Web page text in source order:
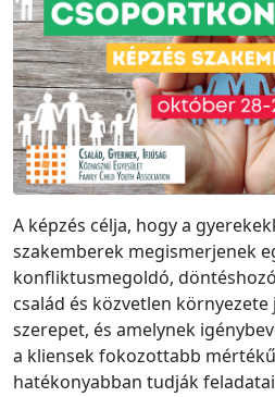
A képzés célja, hogy a
szakemberek megismerjenek
konfliktusmegoldó,
család és közvetlen
szerepet, és amelynek
a kliensek fokozottabb
hatékonyabban tudják